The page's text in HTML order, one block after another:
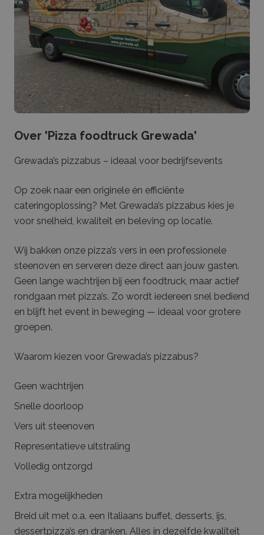
Over 'Pizza foodtruck Grewada'
Grewada’s pizzabus – ideaal voor bedrijfsevents
Op zoek naar een originele én efficiënte
cateringoplossing? Met Grewada’s pizzabus kies je
voor snelheid, kwaliteit en beleving op locatie.
Wij bakken onze pizza’s vers in een professionele
steenoven en serveren deze direct aan jouw gasten.
Geen lange wachtrijen bij een foodtruck, maar actief
rondgaan met pizza’s. Zo wordt iedereen snel bediend
en blijft het event in beweging — ideaal voor grotere
groepen.
Waarom kiezen voor Grewada’s pizzabus?
Geen wachtrijen
Snelle doorloop
Vers uit steenoven
Representatieve uitstraling
Volledig ontzorgd
Extra mogelijkheden
Breid uit met o.a. een Italiaans buffet, desserts, ijs,
dessertpizza’s en dranken. Alles in dezelfde kwaliteit